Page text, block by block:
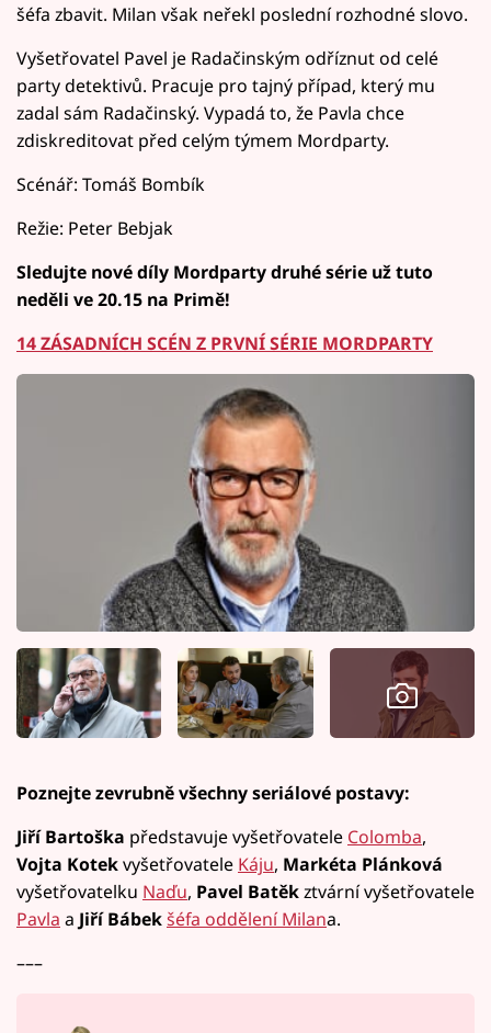
šéfa zbavit. Milan však neřekl poslední rozhodné slovo.
Vyšetřovatel Pavel je Radačinským odříznut od celé
party detektivů. Pracuje pro tajný případ, který mu
zadal sám Radačinský. Vypadá to, že Pavla chce
zdiskreditovat před celým týmem Mordparty.
Scénář: Tomáš Bombík
Režie: Peter Bebjak
Sledujte nové díly Mordparty druhé série už tuto
neděli ve 20.15 na Primě!
14 ZÁSADNÍCH SCÉN Z PRVNÍ SÉRIE MORDPARTY
Poznejte zevrubně všechny seriálové postavy:
Jiří Bartoška představuje vyšetřovatele Colomba,
Vojta Kotekvyšetřovatele Káju, Markéta Plánková
vyšetřovatelku Naďu, Pavel Batěkztvární vyšetřovatele
Pavla a Jiří Bábekšéfa oddělení Milana.
–––